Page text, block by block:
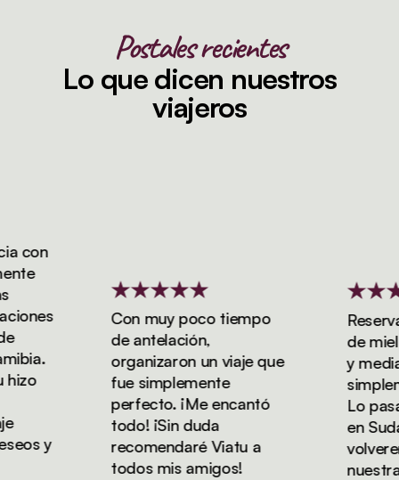
Postales recientes
Lo que dicen nuestros
viajeros
con
y
Con muy poco tiempo
de antelación,
organizaron un viaje que
fue simplemente
perfecto. ¡Me encantó
todo! ¡Sin duda
recomendaré Viatu a
todos mis amigos!
de miel
y media
Lo
en